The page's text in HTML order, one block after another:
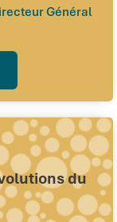
Général
du